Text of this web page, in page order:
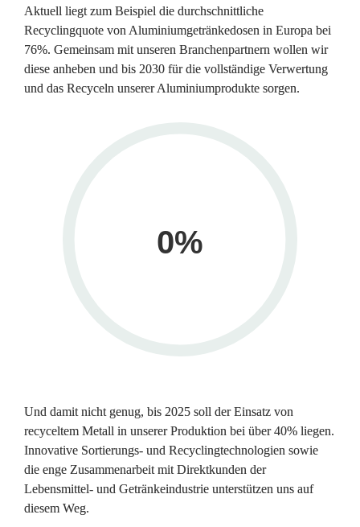
Aktuell liegt zum Beispiel die durch­schnit­tliche
Recyclingquote von Aluminium­getränkedosen in Europa bei
76%. Gemeinsam mit unseren Branchen­partnern wollen wir
diese anheben und bis 2030 für die vollständige Verwertung
und das Recyceln unserer Aluminiumprodukte sorgen.
0%
Und damit nicht genug, bis 2025 soll der Einsatz von
recyceltem Metall in unserer Produktion bei über 40% liegen.
Innovative Sortierungs- und Recyclingtechnologien sowie
die enge Zusammenarbeit mit Direktkunden der
Lebensmittel- und Getränke­industrie unterstützen uns auf
diesem Weg.